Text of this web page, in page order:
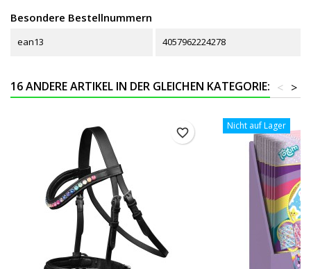
Besondere Bestellnummern
ean13 4057962224278
16 ANDERE ARTIKEL IN DER GLEICHEN KATEGORIE: >
<
favorite_border
Nicht auf Lager